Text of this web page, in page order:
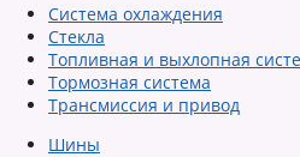
Система охлаждения
Стекла
Топливная и выхлопная
Тормозная система
Трансмиссия и привод
Шины